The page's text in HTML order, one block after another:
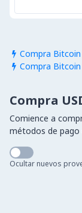
 Compra
 Compra
Compra
Comience a
métodos de pago
Ocultar nuevos